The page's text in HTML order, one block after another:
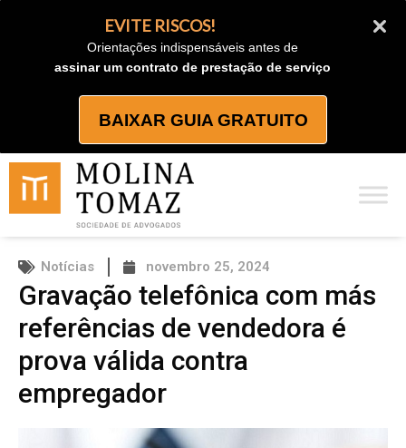
EVITE RISCOS!
Orientações indispensáveis antes de
assinar um contrato de prestação de serviço
BAIXAR GUIA GRATUITO
Notícias novembro 25, 2024
Gravação telefônica com más
referências de vendedora é
prova válida contra
empregador